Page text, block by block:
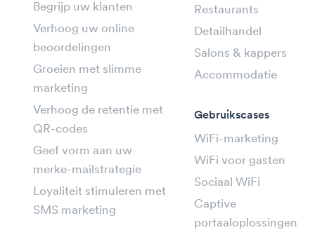
Begrijp uw klanten
Verhoog uw online
beoordelingen
Groeien met slimme
marketing
Verhoog de retentie met
QR-codes
Geef vorm aan uw
merke-mailstrategie
Loyaliteit stimuleren met
SMS marketing
Restaurants
Detailhandel
Salons & kappers
Accommodatie
Gebruikscases
WiFi-marketing
WiFi voor gasten
Sociaal WiFi
Captive
portaaloplossingen